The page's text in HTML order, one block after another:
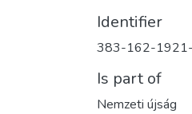
Identifier
383-162-
Is part of
Nemzeti újság